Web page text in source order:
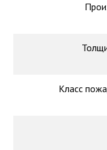
Класс